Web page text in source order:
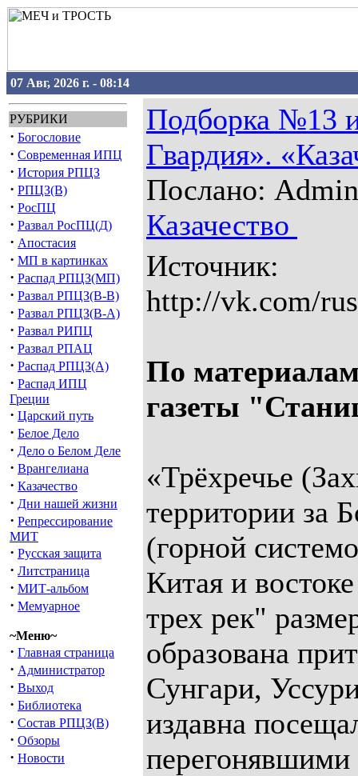
07 Авг, 2026 г. - 08:14
РУБРИКИ
· Богословие
· Современная ИПЦ
· История РПЦЗ
· РПЦЗ(В)
· РосПЦ
· Развал РосПЦ(Д)
· Апостасия
· МП в картинках
· Распад РПЦЗ(МП)
· Развал РПЦЗ(В-В)
· Развал РПЦЗ(В-А)
· Развал РИПЦ
· Развал РПАЦ
· Распад РПЦЗ(А)
· Распад ИПЦ
Греции
· Царский путь
· Белое Дело
· Дело о Белом Деле
· Врангелиана
· Казачество
· Дни нашей жизни
· Репрессирование
МИТ
· Русская защита
· Литстраница
· МИТ-альбом
· Мемуарное
~Меню~
· Главная страница
· Администратор
· Выход
· Библиотека
· Состав РПЦЗ(В)
· Обзоры
· Новости
Подборка №13
Гвардия».
Послано:
Казачество
Источник:
http://vk.com/
По
газеты
«Трёхречье
территории за
(горной
Китая и
трех рек"
образована
Сунгари,
издавна
перегонявшими